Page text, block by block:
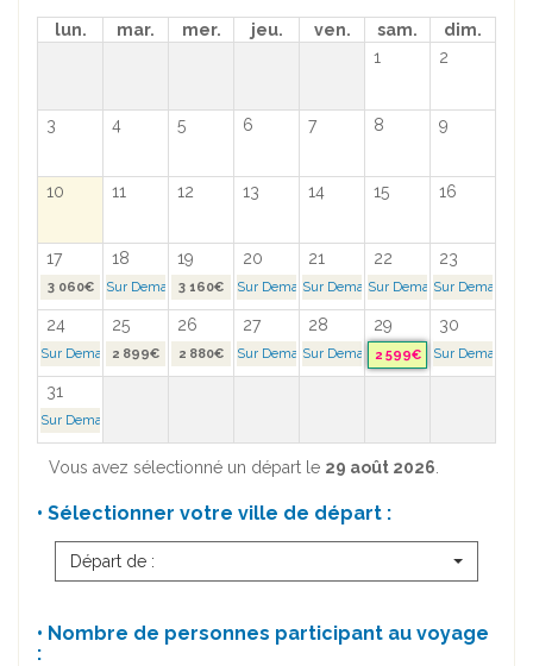
lun. mar. mer. jeu. ven. sam.
dim.
1
2
3 4 5 6 7 8 9
10 11 12 13 14 15 16
17 18 19 20 21 22 23
3 060€ Sur Demande >3 160€ Sur Demande >Sur Demande >Sur Demande >Sur Demande >
24 25 26 27 28 29 30
Sur Demande >2 899€ 2 880€ Sur Demande >Sur Demande >2 599€ Sur Demande >
31
Sur Demande >
Vous avez sélectionné un départ le 29 août 2026.
• Sélectionner votre ville de départ :
Départ de :
• Nombre de personnes participant au voyage
: